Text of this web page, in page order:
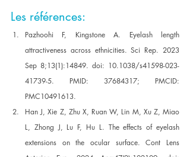
Les références:
Pazhoohi F, Kingstone A. Eyelash length
attractiveness across ethnicities. Sci Rep. 2023
Sep 8;13(1):14849. doi: 10.1038/s41598-023-
41739-5. PMID: 37684317; PMCID:
PMC10491613.
Han J, Xie Z, Zhu X, Ruan W, Lin M, Xu Z, Miao
L, Zhong J, Lu F, Hu L. The effects of eyelash
extensions on the ocular surface. Cont Lens